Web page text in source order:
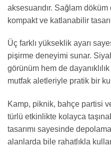
aksesuarıdır. Sağlam
kompakt ve katlanabilir
Üç farklı yükseklik ayarı
pişirme deneyimi sunar.
görünüm hem de
mutfak aletleriyle pratik bir
Kamp, piknik, bahçe partisi
türlü etkinlikte kolayca
tasarımı sayesinde
alanlarda bile rahatlıkla